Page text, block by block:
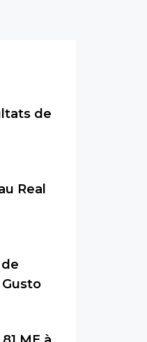
de
Real